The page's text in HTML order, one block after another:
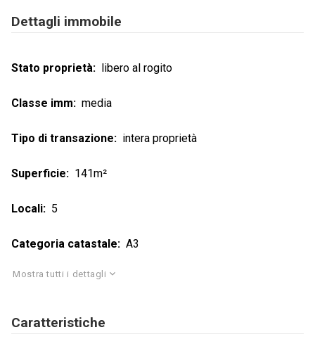
Dettagli immobile
Stato proprietà libero al rogito
Classe imm media
Tipo di transazione intera proprietà
Superficie 141m²
Locali 5
Categoria catastale A3
Mostra tutti i dettagli
Caratteristiche